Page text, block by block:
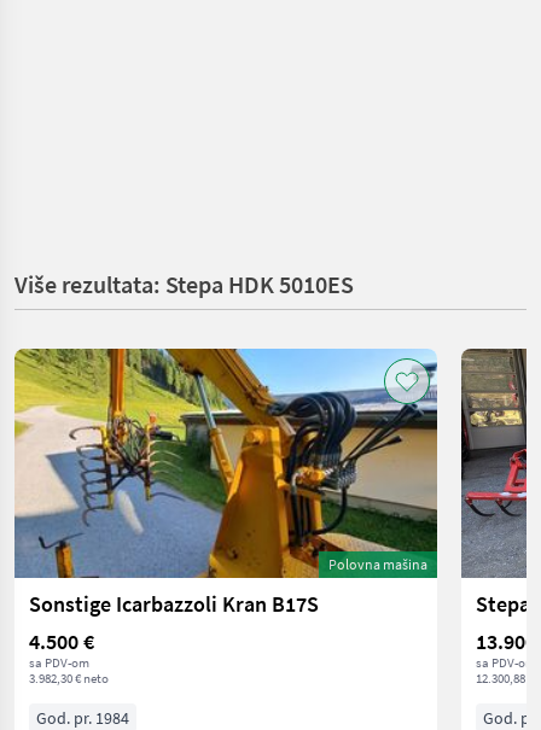
Više rezultata: Stepa HDK 5010ES
Polovna mašina
Sonstige Icarbazzoli Kran B17S
4.500 €
sa PDV-om
3.982,30 € neto
God. pr. 1984
Stepa
13.900
sa PDV-om
12.300,88 €
God.